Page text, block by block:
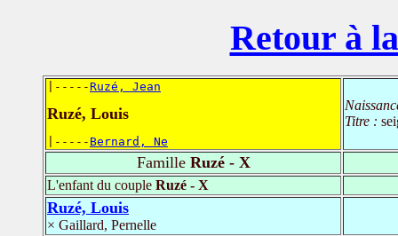
Retour à
|-----Ruzé, Jean
Ruzé, Louis
|----- Bernard, Ne
Titre :
FamilleRuzé - X
L'enfant du couple Ruzé - X
Ruzé, Louis
× Gaillard, Pernelle